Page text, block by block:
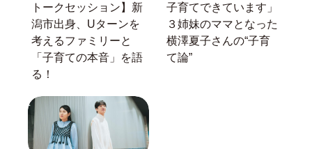
トークセッション】 新
潟市出身、Uターンを
考えるファミリーと
「子育ての本音」を語
る！
子育てできています」
３姉妹のママとなった
横澤夏子さんの“子育
て論”